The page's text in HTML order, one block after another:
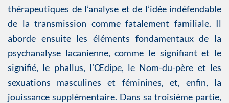
thérapeutiques de l’analyse et de l’idée indéfendable
de la transmission comme fatalement familiale. Il
aborde ensuite les éléments fondamentaux de la
psychanalyse lacanienne, comme le signifiant et le
signifié, le phallus, l’Œdipe, le Nom-du-père et les
sexuations masculines et féminines, et, enfin, la
jouissance supplémentaire. Dans sa troisième partie,